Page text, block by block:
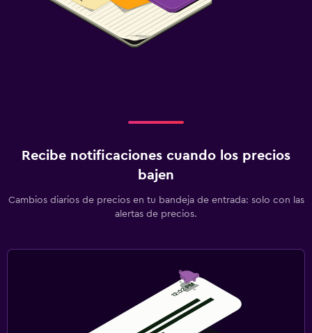
Recibe notificaciones cuando los precios
bajen
Cambios diarios de precios en tu bandeja de entrada: solo con las
alertas de precios.